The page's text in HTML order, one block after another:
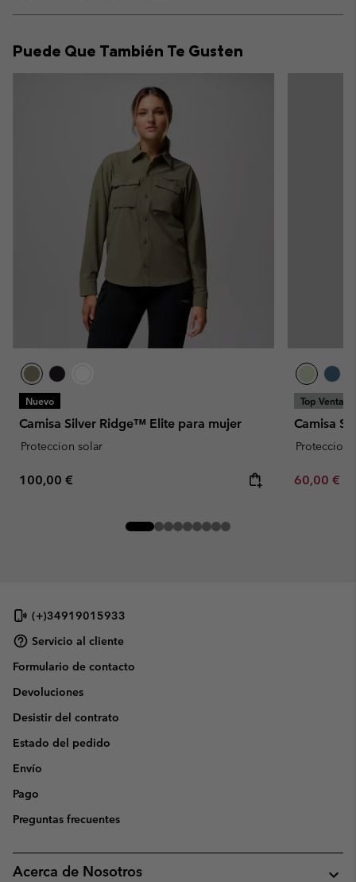
or
Puede Que También Te Gusten
Nuevo
Camisa Silver Ridge™ Elite para mujer
Proteccion solar
Regular price:
100,00 €
Top Ventas
Camisa
Proteccion
Minimum
60,00 €
(+)34919015933
Servicio al cliente
Formulario de contacto
Devoluciones
Desistir del contrato
Estado del pedido
Envío
Pago
Preguntas frecuentes
Acerca de Nosotros